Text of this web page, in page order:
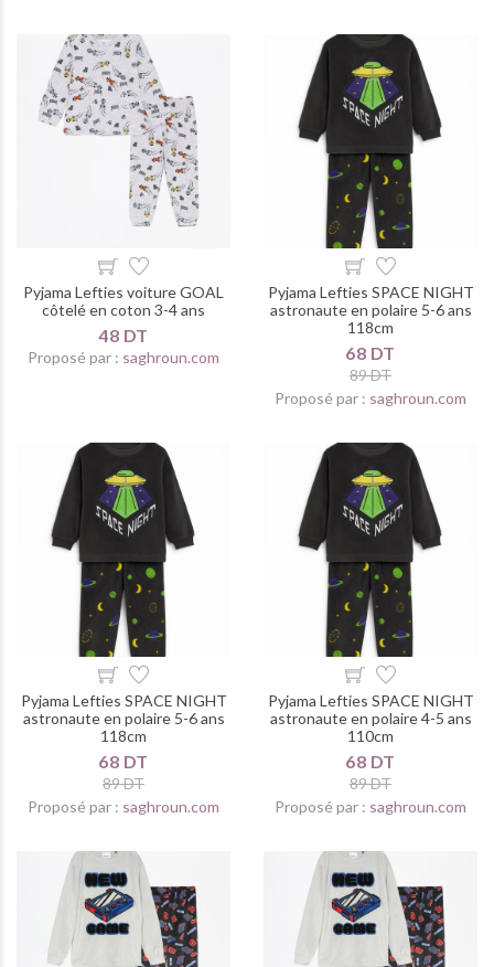
Pyjama Lefties voiture GOAL
côtelé en coton 3-4 ans
48 DT
Proposé par : saghroun.com
Pyjama Lefties SPACE NIGHT
astronaute en polaire 5-6 ans
118cm
68 DT
89 DT
Proposé par : saghroun.com
Pyjama Lefties SPACE NIGHT
astronaute en polaire 5-6 ans
118cm
68 DT
89 DT
Proposé par : saghroun.com
Pyjama Lefties SPACE NIGHT
astronaute en polaire 4-5 ans
110cm
68 DT
89 DT
Proposé par : saghroun.com